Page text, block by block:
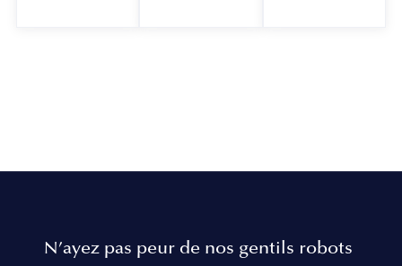
N’ayez pas peur de nos gentils robots